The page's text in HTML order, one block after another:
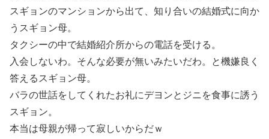
スギョンのマンションから出て、知り合いの結婚式に向か
うスギョン母。
タクシーの中で結婚紹介所からの電話を受ける。
入会しないわ。そんな必要が無いみたいだわ。と機嫌良く
答えるスギョン母。
バラの世話をしてくれたお礼にデヨンとジニを食事に誘う
スギョン。
本当は母親が帰って寂しいからだｗ